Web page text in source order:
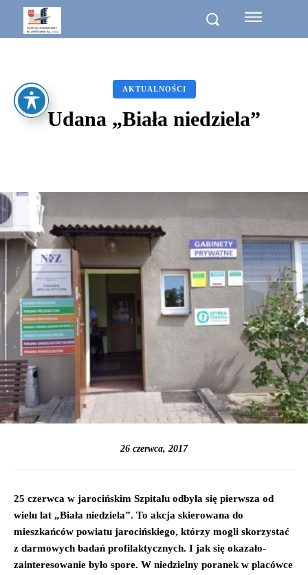
AKTUALNOŚCI
Udana „Biała niedziela”
26 czerwca, 2017
25 czerwca w jarocińskim Szpitalu odbyła się pierwsza od
wielu lat „Biała niedziela”. To akcja skierowana do
mieszkańców powiatu jarocińskiego, którzy mogli skorzystać
z darmowych badań profilaktycznych. I jak się okazało-
zainteresowanie było spore. W niedzielny poranek w placówce